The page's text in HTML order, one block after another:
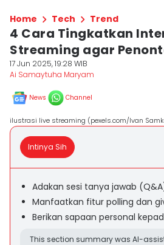
Home Tech Trend
4 Cara Tingkatkan
Streaming agar
17 Jun 2025, 19:28 WIB
Ai Samaytuha Maryam
News Channel
ilustrasi live streaming (pexels.com/Ivan
Intinya Sih
Adakan sesi tanya jawab
Manfaatkan fitur polling dan
Berikan sapaan personal
This section summary was AI-